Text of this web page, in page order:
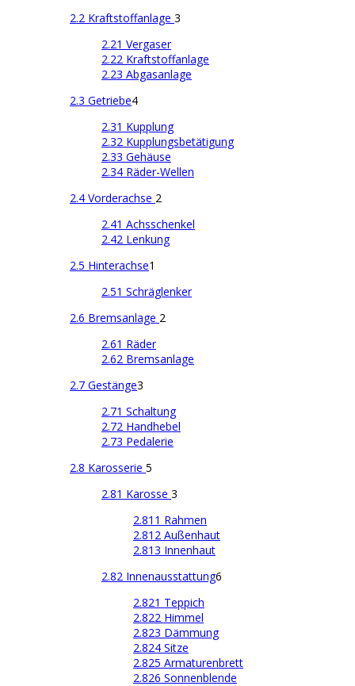
2.2 Kraftstoffanlage 3
2.21 Vergaser
2.22 Kraftstoffanlage
2.23 Abgasanlage
2.3 Getriebe4
2.31 Kupplung
2.32 Kupplungsbetätigung
2.33 Gehäuse
2.34 Räder-Wellen
2.4 Vorderachse 2
2.41 Achsschenkel
2.42 Lenkung
2.5 Hinterachse1
2.51 Schräglenker
2.6 Bremsanlage 2
2.61 Räder
2.62 Bremsanlage
2.7 Gestänge3
2.71 Schaltung
2.72 Handhebel
2.73 Pedalerie
2.8 Karosserie 5
2.81 Karosse 3
2.811 Rahmen
2.812 Außenhaut
2.813 Innenhaut
2.82 Innenausstattung6
2.821 Teppich
2.822 Himmel
2.823 Dämmung
2.824 Sitze
2.825 Armaturenbrett
2.826 Sonnenblende